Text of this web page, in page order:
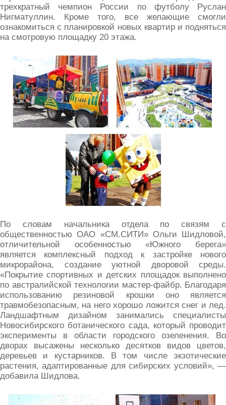
трехкратный чемпион России по футболу Руслан
Нигматуллин. Кроме того, все желающие смогли
ознакомиться с планировкой новых квартир и подняться
на смотровую площадку 20 этажа.
По словам начальника отдела по связям с
общественностью ОАО «СМ.СИТИ» Ольги Шидловой,
отличительной особенностью «Южного берега»
является комплексный подход к застройке нового
микрорайона, создание уютной дворовой среды.
«Покрытие спортивных и детских площадок выполнено
по австралийской технологии мастер-файбр. Благодаря
использованию резиновой крошки оно является
травмобезопасным, на него хорошо ложится снег и лед.
Ландшафтным дизайном занимались специалисты
Новосибирского ботанического сада, который проводит
эксперименты в области городского озеленения. Во
дворах высажены несколько десятков видов цветов,
деревьев и кустарников. В том числе экзотические
растения, адаптированные для сибирских условий», —
добавила Шидлова.